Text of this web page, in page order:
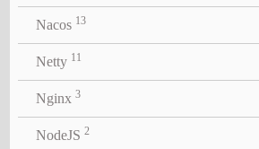
Nacos 13
Netty 11
Nginx 3
NodeJS 2